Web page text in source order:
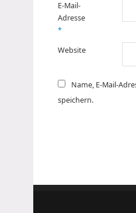
E-Mail-
Adresse
*
Website
Name, E-Mail-
speichern.